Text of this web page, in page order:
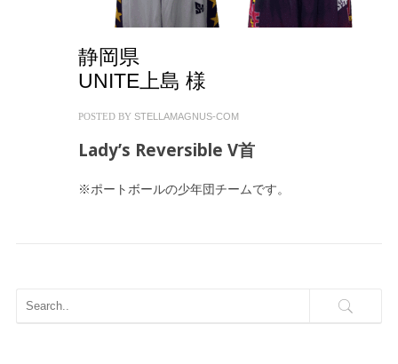
静岡県
UNITE上島 様
POSTED BY STELLAMAGNUS-COM
Lady’s Reversible V首
※ポートボールの少年団チームです。